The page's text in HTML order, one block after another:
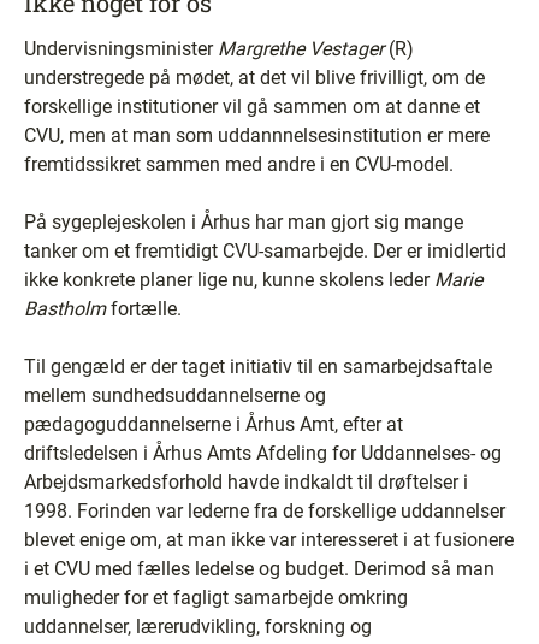
Undervisningsminister Margrethe Vestager(R)
understregede på mødet, at det vil blive frivilligt, om de
forskellige institutioner vil gå sammen om at danne et
CVU, men at man som uddannnelsesinstitution er mere
fremtidssikret sammen med andre i en CVU-model.
På sygeplejeskolen i Århus har man gjort sig mange
tanker om et fremtidigt CVU-samarbejde. Der er imidlertid
ikke konkrete planer lige nu, kunne skolens leder Marie
Bastholmfortælle.
Til gengæld er der taget initiativ til en samarbejdsaftale
mellem sundhedsuddannelserne og
pædagoguddannelserne i Århus Amt, efter at
driftsledelsen i Århus Amts Afdeling for Uddannelses- og
Arbejdsmarkedsforhold havde indkaldt til drøftelser i
1998. Forinden var lederne fra de forskellige uddannelser
blevet enige om, at man ikke var interesseret i at fusionere
i et CVU med fælles ledelse og budget. Derimod så man
muligheder for et fagligt samarbejde omkring
uddannelser, lærerudvikling, forskning og